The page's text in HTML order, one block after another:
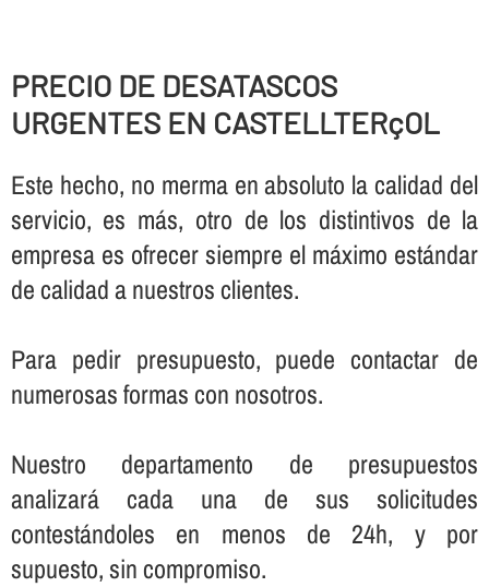
PRECIO DE DESATASCOS
URGENTES EN CASTELLTERçOL
Este hecho, no merma en absoluto la calidad del
servicio, es más, otro de los distintivos de la
empresa es ofrecer siempre el máximo estándar
de calidad a nuestros clientes.
Para pedir presupuesto, puede contactar de
numerosas formas con nosotros.
Nuestro departamento de presupuestos
analizará cada una de sus solicitudes
contestándoles en menos de 24h, y por
supuesto, sin compromiso.